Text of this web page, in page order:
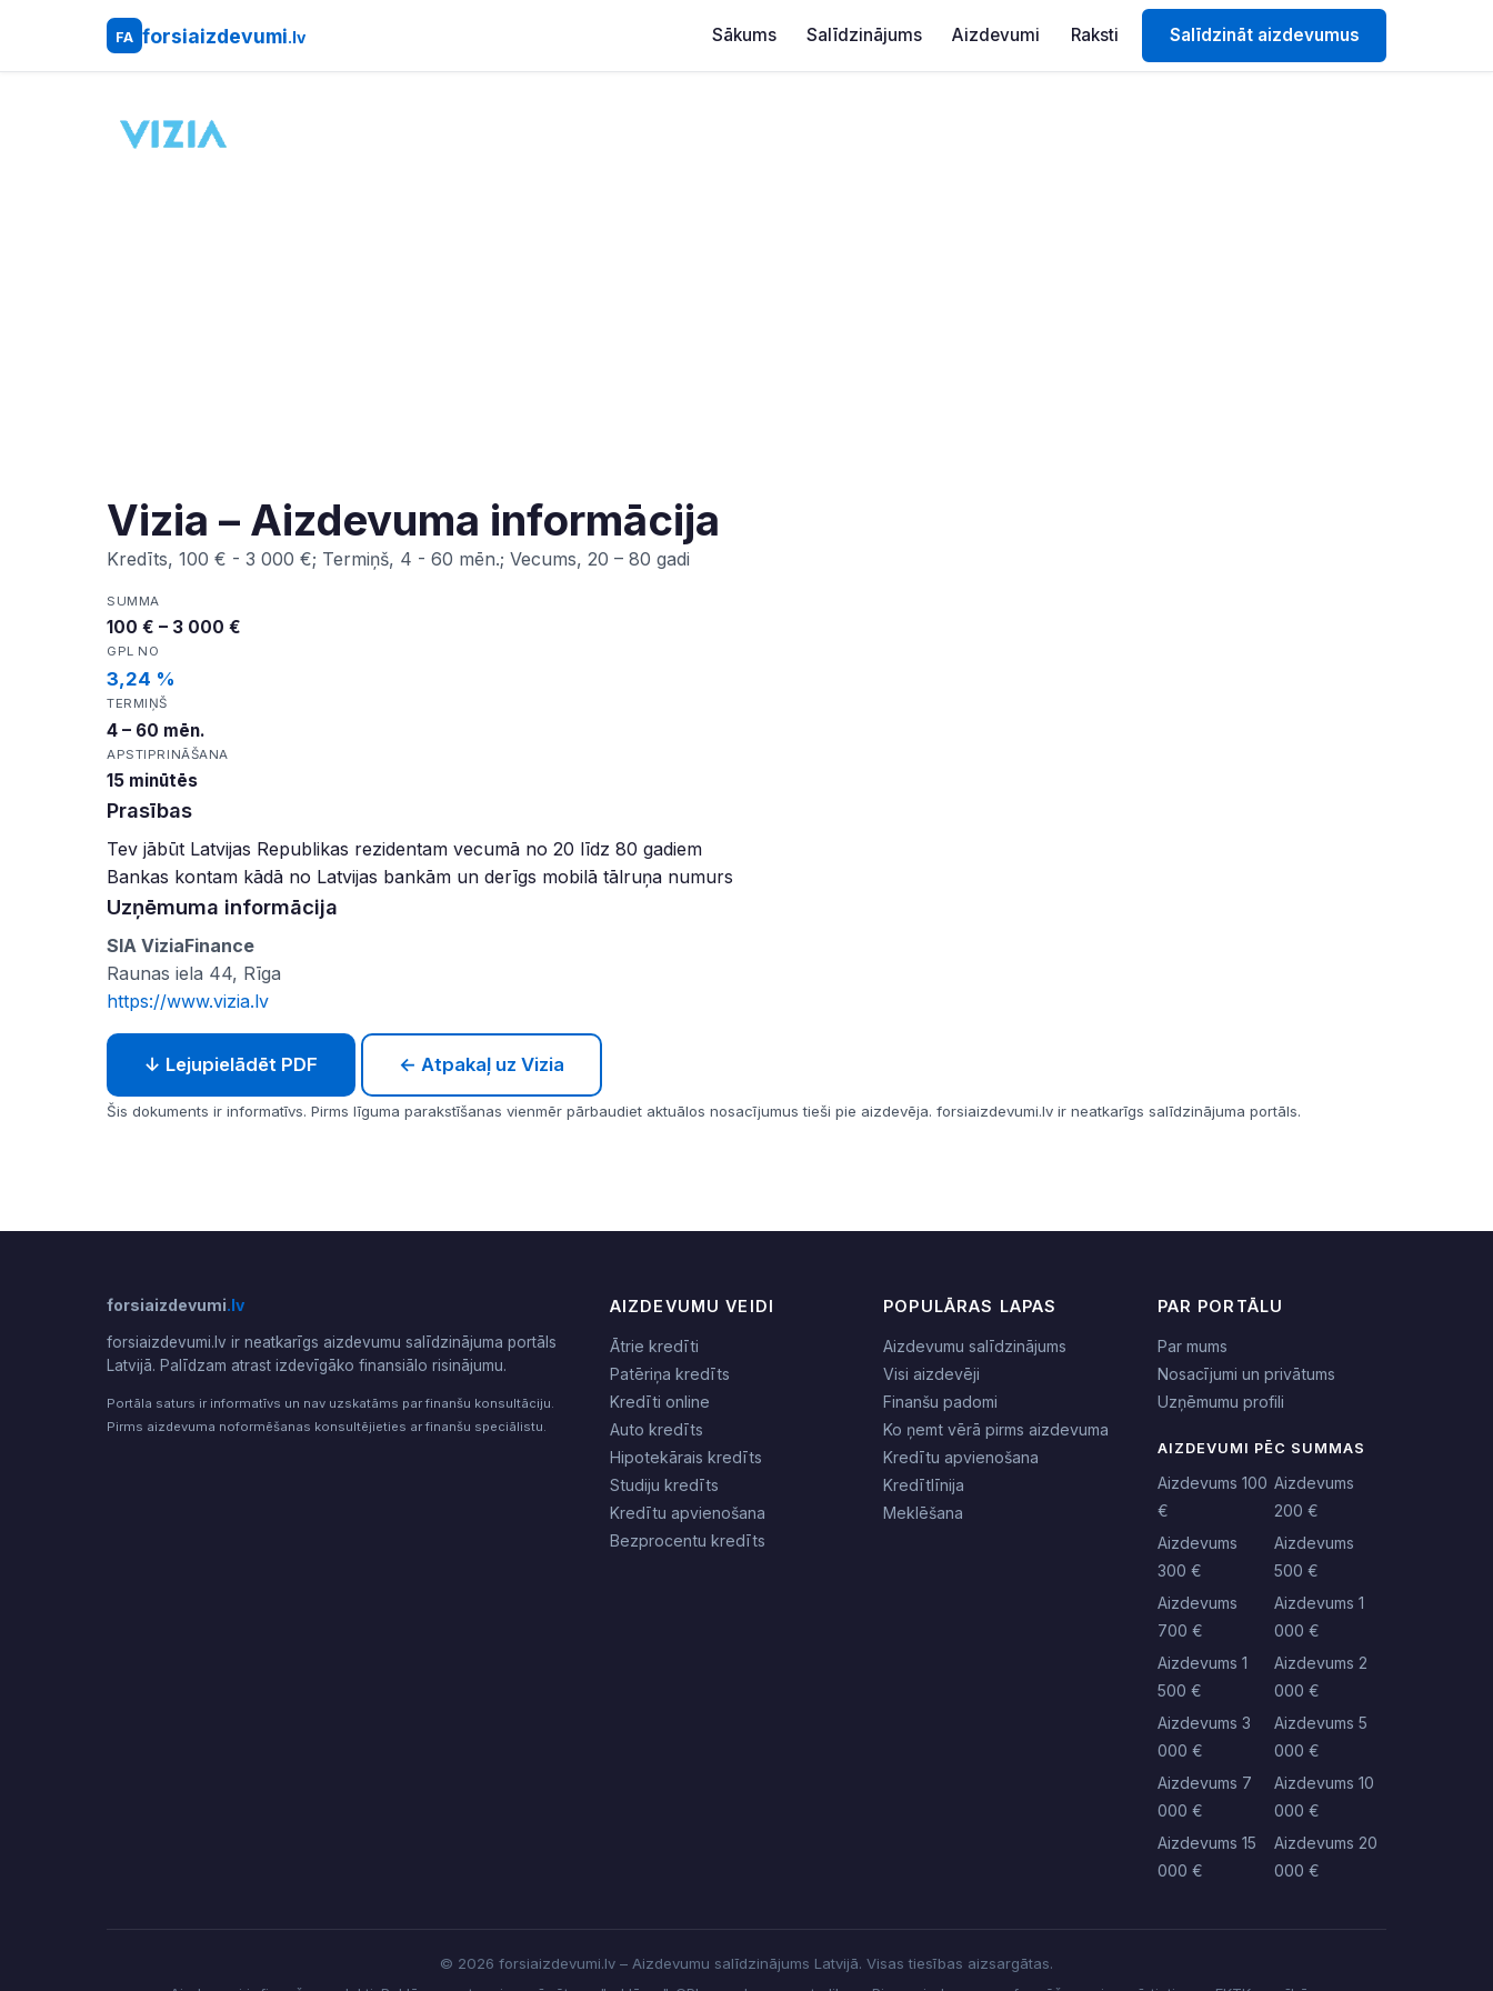
FA forsiaizdevumi.lv Sākums Salīdzinājums Aizdevumi Raksti Salīdzināt aizdevumus
Vizia – Aizdevuma informācija
Kredīts, 100 € - 3 000 €; Termiņš, 4 - 60 mēn.; Vecums, 20 – 80 gadi
SUMMA
100 € – 3 000 €
GPL NO
3,24 %
TERMIŅŠ
4 – 60 mēn.
APSTIPRINĀŠANA
15 minūtēs
Prasības
Tev jābūt Latvijas Republikas rezidentam vecumā no 20 līdz 80 gadiem
Bankas kontam kādā no Latvijas bankām un derīgs mobilā tālruņa numurs
Uzņēmuma informācija
SIA ViziaFinance
Raunas iela 44, Rīga
https://www.vizia.lv
↓ Lejupielādēt PDF ← Atpakaļ uz Vizia
Šis dokuments ir informatīvs. Pirms līguma parakstīšanas vienmēr pārbaudiet aktuālos nosacījumus tieši pie aizdevēja. forsiaizdevumi.lv ir neatkarīgs salīdzinājuma portāls.
forsiaizdevumi.lv
forsiaizdevumi.lv ir neatkarīgs aizdevumu salīdzinājuma portāls
Latvijā. Palīdzam atrast izdevīgāko finansiālo risinājumu.
Portāla saturs ir informatīvs un nav uzskatāms par finanšu konsultāciju.
Pirms aizdevuma noformēšanas konsultējieties ar finanšu speciālistu.
AIZDEVUMU VEIDI
Ātrie kredīti
Patēriņa kredīts
Kredīti online
Auto kredīts
Hipotekārais kredīts
Studiju kredīts
Kredītu apvienošana
Bezprocentu kredīts
POPULĀRAS LAPAS
Aizdevumu salīdzinājums
Visi aizdevēji
Finanšu padomi
Ko ņemt vērā pirms aizdevuma
Kredītu apvienošana
Kredītlīnija
Meklēšana
PAR PORTĀLU
Par mums
Nosacījumi un privātums
Uzņēmumu profili
AIZDEVUMI PĒC SUMMAS
Aizdevums 100
€
Aizdevums
200 €
Aizdevums
300 €
Aizdevums
500 €
Aizdevums
700 €
Aizdevums 1
000 €
Aizdevums 1
500 €
Aizdevums 2
000 €
Aizdevums 3
000 €
Aizdevums 5
000 €
Aizdevums 7
000 €
Aizdevums 10
000 €
Aizdevums 15
000 €
Aizdevums 20
000 €
© 2026 forsiaizdevumi.lv – Aizdevumu salīdzinājums Latvijā. Visas tiesības aizsargātas.